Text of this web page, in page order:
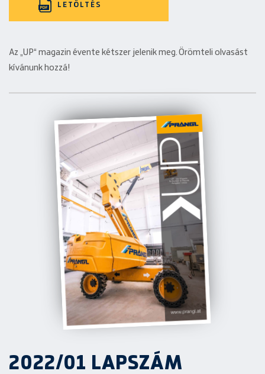
LETÖLTÉS
Az „UP“ magazin évente kétszer jelenik meg. Örömteli olvasást
kívánunk hozzá!
2022/01 LAPSZÁM